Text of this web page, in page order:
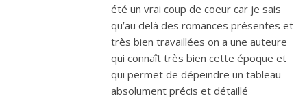
été un vrai coup de coeur car je sais
qu’au delà des romances présentes et
très bien travaillées on a une auteure
qui connaît très bien cette époque et
qui permet de dépeindre un tableau
absolument précis et détaillé